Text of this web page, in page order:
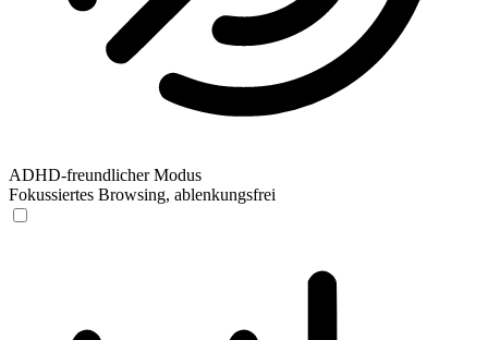
ADHD-freundlicher Modus
Fokussiertes Browsing, ablenkungsfrei